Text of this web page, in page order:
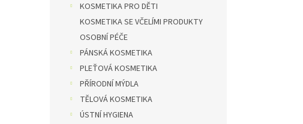
KOSMETIKA PRO DĚTI
KOSMETIKA SE VČELÍMI PRODUKTY
OSOBNÍ PÉČE
PÁNSKÁ KOSMETIKA
PLEŤOVÁ KOSMETIKA
PŘÍRODNÍ MÝDLA
TĚLOVÁ KOSMETIKA
ÚSTNÍ HYGIENA